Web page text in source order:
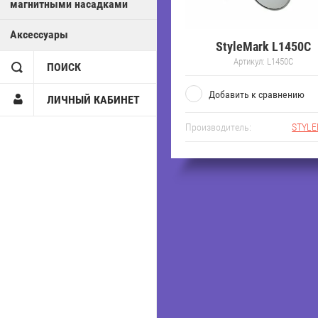
магнитными насадками
Аксессуары
ПОИСК
ЛИЧНЫЙ КАБИНЕТ
StyleMark L1450C
Артикул: L1450C
Добавить к сравнению
Производитель: